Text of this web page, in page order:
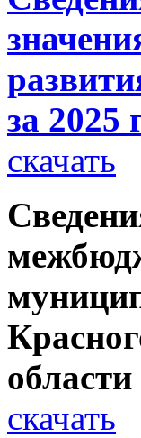
за 2025
скачать
области
скачать